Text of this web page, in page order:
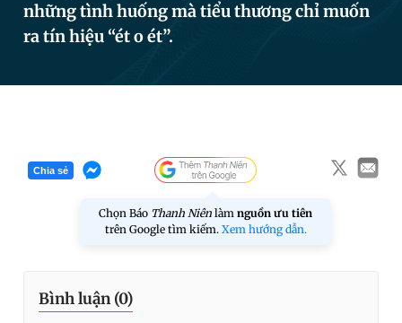
0906 645 777 0908 780 404
Quảng cáo RSS Tòa soạn Chính sách bảo
Phó tổng biên tập: Trần Việt Hưng
Tổng thư ký tòa soạn: Đức Trung
những tình huống mà tiểu thương chỉ muốn
ra tín hiệu “ét o ét”.
Chia sẻ
Chọn Báo Thanh Niên làm nguồn ưu tiên
trên Google tìm kiếm. Xem hướng dẫn.
Bình luận (0)